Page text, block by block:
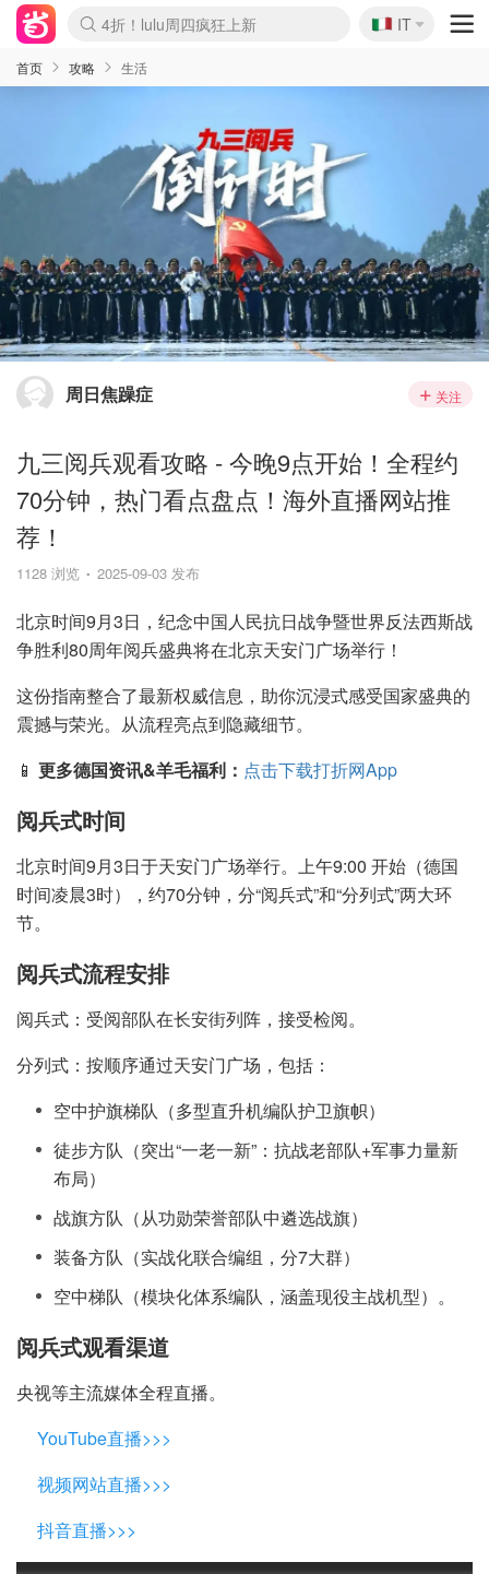
Boticinal 夏促开抢！
4折！lulu周四疯狂上新
速领！Stanley独家85折
Zalando 奥莱闪促！每日更新
🇮🇹
IT
首页 攻略 生活
周日焦躁症 关注
九三阅兵观看攻略 - 今晚9点开始！全程约
70分钟，热门看点盘点！海外直播网站推
荐！
1128 浏览 2025-09-03 发布
北京时间9月3日，纪念中国人民抗日战争暨世界反法西斯战
争胜利80周年阅兵盛典将在北京天安门广场举行！
这份指南整合了最新权威信息，助你沉浸式感受国家盛典的
震撼与荣光。从流程亮点到隐藏细节。
📱 更多德国资讯&羊毛福利： 点击下载打折网App
阅兵式时间
北京时间9月3日于天安门广场举行。上午9:00 开始（德国
时间凌晨3时），约70分钟，分“阅兵式”和“分列式”两大环
节。
阅兵式流程安排
阅兵式：受阅部队在长安街列阵，接受检阅。
分列式：按顺序通过天安门广场，包括：
空中护旗梯队（多型直升机编队护卫旗帜）
徒步方队（突出“一老一新”：抗战老部队+军事力量新
布局）
战旗方队（从功勋荣誉部队中遴选战旗）
装备方队（实战化联合编组，分7大群）
空中梯队（模块化体系编队，涵盖现役主战机型）。
阅兵式观看渠道
央视等主流媒体全程直播。
YouTube直播>>>
视频网站直播>>>
抖音直播>>>